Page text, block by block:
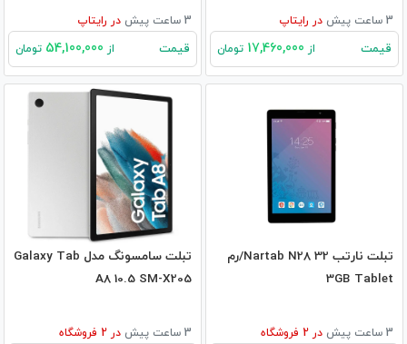
3 ساعت پیش در رایتاپ
قیمت از تومان
3 ساعت پیش در رایتاپ
قیمت از تومان
تبلت نارتب Nartab N28 32/رم
3GB Tablet
3 ساعت پیش در فروشگاه
تبلت سامسونگ مدل Galaxy Tab
A8 10.5 SM-X205
3 ساعت پیش در فروشگاه